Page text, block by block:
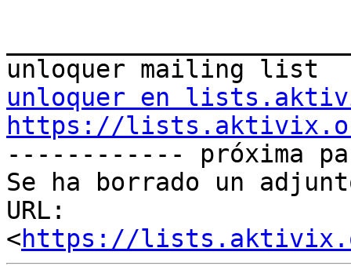
unloquer en
https://
------------ próxima
Se ha borrado un
URL:
<https://